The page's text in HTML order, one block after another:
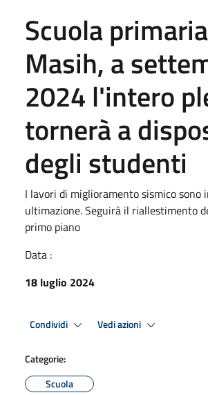
Scuola primaria
Masih, a
2024 l'intero
tornerà a
degli studenti
I lavori di miglioramento sismico sono
ultimazione. Seguirà il riallestimento
primo piano
Data :
18 luglio 2024
Condividi Vedi azioni
Categorie:
Scuola